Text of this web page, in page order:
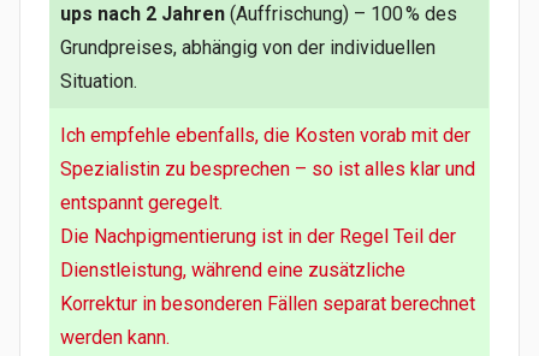
ups nach 2 Jahren (Auffrischung) – 100 % des
Grundpreises, abhängig von der individuellen
Situation.
Ich empfehle ebenfalls, die Kosten vorab mit der
Spezialistin zu besprechen – so ist alles klar und
entspannt geregelt.
Die Nachpigmentierung ist in der Regel Teil der
Dienstleistung, während eine zusätzliche
Korrektur in besonderen Fällen separat berechnet
werden kann.